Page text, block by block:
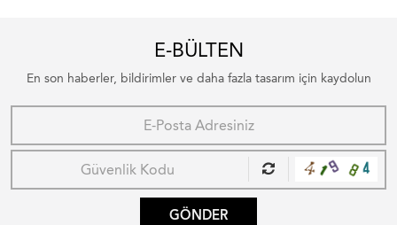
E-BÜLTEN
En son haberler, bildirimler ve daha fazla tasarım için kaydolun
GÖNDER